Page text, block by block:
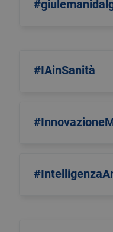
#IAinSanità